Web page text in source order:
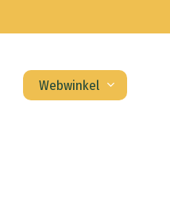
Webwinkel